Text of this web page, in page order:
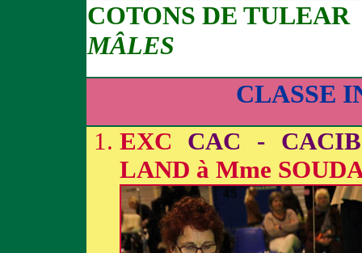
COTONS DE TULEAR
MÂLES
CLASSE
EXC CAC - CACIB
LAND à Mme